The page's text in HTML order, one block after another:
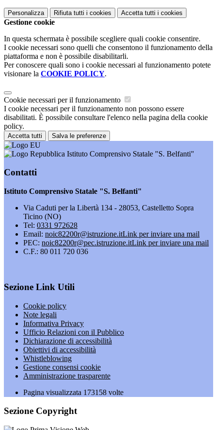
Personalizza Rifiuta tutti i cookies Accetta tutti i cookies
Gestione cookie
In questa schermata è possibile scegliere quali cookie consentire.
I cookie necessari sono quelli che consentono il funzionamento della
piattaforma e non è possibile disabilitarli.
Per conoscere quali sono i cookie necessari al funzionamento potete
visionare la COOKIE POLICY.
Cookie necessari per il funzionamento
I cookie necessari per il funzionamento non possono essere
disabilitati. È possibile consultare l'elenco nella pagina della cookie
policy.
Accetta tutti Salva le preferenze
Istituto Comprensivo Statale "S. Belfanti"
Contatti
Istituto Comprensivo Statale "S. Belfanti"
Via Caduti per la Libertà 134 - 28053, Castelletto Sopra
Ticino (NO)
Tel: 0331 972628
Email: noic82200r@istruzione.itLink per inviare una mail
PEC: noic82200r@pec.istruzione.itLink per inviare una mail
C.F.: 80 011 720 036
Sezione Link Utili
Cookie policy
Note legali
Informativa Privacy
Ufficio Relazioni con il Pubblico
Dichiarazione di accessibilità
Obiettivi di accessibilità
Whistleblowing
Gestione consensi cookie
Amministrazione trasparente
Pagina visualizzata 173158 volte
Sezione Copyright